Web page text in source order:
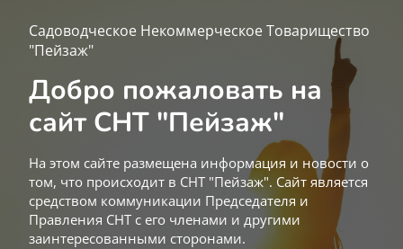
Садоводческое Некоммерческое Товарищество
"Пейзаж"
Добро пожаловать на
сайт СНТ "Пейзаж"
На этом сайте размещена информация и новости о
том, что происходит в СНТ "Пейзаж". Сайт является
средством коммуникации Председателя и
Правления СНТ с его членами и другими
заинтересованными сторонами.